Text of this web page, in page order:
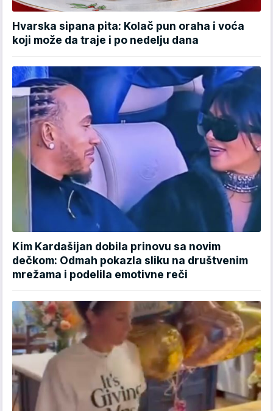
Hvarska sipana pita: Kolač pun oraha i voća
koji može da traje i po nedelju dana
Kim Kardašijan dobila prinovu sa novim
dečkom: Odmah pokazla sliku na društvenim
mrežama i podelila emotivne reči